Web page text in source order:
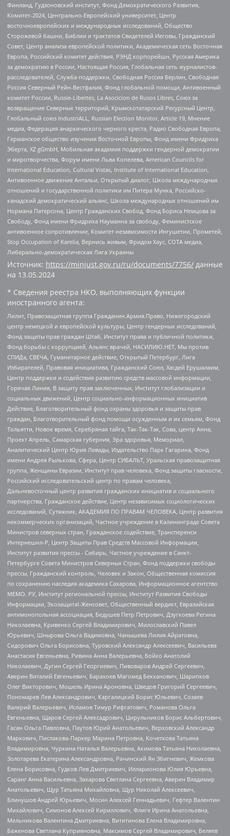
Финланд, Гудзоновский институт, Фонд Демократического Развития,
Комитет-2024, Центрально-Европейский университет, Центр
восточноевропейских и международных исследований, Общество
Сторожевой башни, Библии и трактатов Свидетелей Иеговы, Гражданский
Совет, Центр анализа европейской политики, Академическая сеть Восточная
Европа, Российский комитет действия, РЭНД корпорейшн, Русская Америка
за демократию в России, Настоящая Россия, Глобальная сеть журналистов-
расследователей, Служба поддержки, Свободная Россия Берлин, Свободная
Россия Северный Рейн-Вестфалия, Фонд глобальной помощи, Антивоенный
комитет России, Russie-Libertes, La Asocicion de Rusos Libres, Союз за
возвращение Северных территорий, Крымскотатарский Ресурсный Центр,
Глобальный союз IndustriALL, Russian Election Monitor, Article 19, Мнение
медиа, Федерация анархического черного креста, Радио Свободная Европа,
Германское общество изучения Восточной Европы, Фонд имени Фридриха
Эберта, XZ gGmbH, Мобильная академия поддержки гендерной демократии
и миротворчества, Форум имени Льва Копелева, American Councils for
International Education, Cultural Vistas, Institute of International Education,
Антивоенное движение Антальи, Открытый диалог, Школа международных
отношений и государственной политики им Питера Мунка, Российско-
канадский демократический альянс, Школа международных отношений им
Нормана Патерсона, Центр Гражданских Свобод, Фонд Бориса Немцова за
Свободу, Фонд имени Фридриха Науманна за свободу, Феминистское
антивоенное сопротивление, Комитет независимости Ингушетии, Прометей,
Stop Occupation of Karelia, Вернись живым, Фридом Хаус, СОТА медиа,
Либерально-демократическая Лига Украины
Источник: https://minjust.gov.ru/ru/documents/7756/ данные
на 13.05.2024
* Сведения реестра НКО, выполняющих функции
иностранного агента:
Лилит, Правозащитная группа Гражданин.Армия.Право, Нижегородский
центр немецкой и европейской культуры, Центр гендерных исследований,
Фонд защиты прав граждан Штаб, Институт права и публичной политики,
Фонд борьбы с коррупцией, Альянс врачей, НАСИЛИЮ.НЕТ, Мы против
СПИДа, СВЕЧА, Гуманитарное действие, Открытый Петербург, Лига
Избирателей, Правовая инициатива, Гражданский Союз, Хасдей Ерушалаим,
Центр поддержки и содействия развитию средств массовой информации,
Горячая Линия, В защиту прав заключенных, Институт глобализации и
социальных движений, Центр социально-информационных инициатив
Действие, Благотворительный фонд охраны здоровья и защиты прав
граждан, Благотворительный фонд помощи осужденным и их семьям, Фонд
Тольятти, Новое время, Серебряная тайга, Так-Так-Так, Сова, центр Анна,
Проект Апрель, Самарская губерния, Эра здоровья, Мемориал,
Аналитический Центр Юрия Левады, Издательство Парк Гагарина, Фонд
имени Андрея Рылькова, Сфера, Центр СИБАЛЬТ, Уральская правозащитная
группа, Женщины Евразии, Институт прав человека, Фонд защиты гласности,
Российский исследовательский центр по правам человека,
Дальневосточный центр развития гражданских инициатив и социального
партнерства, Гражданское действие, Центр независимых социологических
исследований, Сутяжник, АКАДЕМИЯ ПО ПРАВАМ ЧЕЛОВЕКА, Центр развития
некоммерческих организаций, Частное учреждение в Калининграде Совета
Министров северных стран, Гражданское содействие, Трансперенси
Интернешнл-Р, Центр Защиты Прав Средств Массовой Информации,
Институт развития прессы - Сибирь, Частное учреждение в Санкт-
Петербурге Совета Министров Северных Стран, Фонд поддержки свободы
прессы, Гражданский контроль, Человек и Закон, Общественная комиссия
по сохранению наследия академика Сахарова, Информационное агентство
МЕМО. РУ, Институт региональной прессы, Институт Развития Свободы
Информации, Экозащита!-Женсовет, Общественный вердикт, Евразийская
антимонопольная ассоциация, Бедушев Петр Петрович, Дзугкоева Регина
Николаевна, Кривенко Сергей Владимирович, Милославский Павел
Юрьевич, Шнырова Ольга Вадимовна, Чанышева Лилия Айратовна,
Сидорович Ольга Борисовна, Туровский Александр Алексеевич, Васильева
Анастасия Евгеньевна, Ривина Анна Валерьевна, Бойко Анатолий
Николаевич, Дугин Сергей Георгиевич, Пивоваров Андрей Сергеевич,
Аверин Виталий Евгеньевич, Барахоев Магомед Бекханович, Шарипков
Олег Викторович, Мошель Ирина Ароновна, Шведов Григорий Сергеевич,
Пономарев Лев Александрович, Каргалицкий Борис Юльевич, Созаев
Валерий Валерьевич, Исламов Тимур Рифгатович, Романова Ольга
Евгеньевна, Щаров Сергей Алексадрович, Цирульников Борис Альбертович,
Гасан Ольга Павловна, Паутов Юрий Анатольевич, Верховский Александр
Маркович, Пислакова-Паркер Марина Петровна, Кочеткова Татьяна
Владимировна, Чуркина Наталья Валерьевна, Акимова Татьяна Николаевна,
Золотарева Екатерина Александровна, Рачинский Ян Збигневич, Жемкова
Елена Борисовна, Гудков Лев Дмитриевич, Илларионова Юлия Юрьевна,
Саранг Анна Васильевна, Захарова Светлана Сергеевна, Аверин Владимир
Анатольевич, Щур Татьяна Михайловна, Щур Николай Алексеевич,
Блинушов Андрей Юрьевич, Мосин Алексей Геннадьевич, Гефтер Валентин
Михайлович, Симонов Алексей Кириллович, Флиге Ирина Анатольевна,
Мельникова Валентина Дмитриевна, Вититинова Елена Владимировна,
Баженова Светлана Куприяновна, Максимов Сергей Владимирович, Беляев